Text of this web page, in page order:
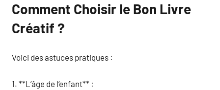
Comment Choisir le Bon Livre
Créatif ?
Voici des astuces pratiques :
1. **L’âge de l’enfant** :